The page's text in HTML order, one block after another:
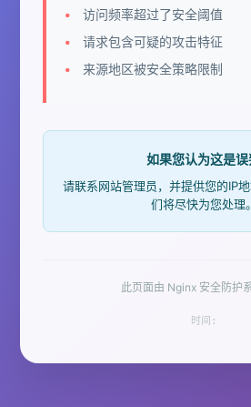
访问频率超过了安全阈值
请求包含可疑的攻击特征
来源地区被安全策略限制
如果您认为这是误
请联系网站管理员，并提供您的IP
们将尽快为您处理。
此页面由 Nginx 安全防护
时间: